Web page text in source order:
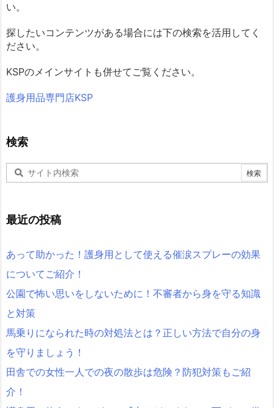
い。
探したいコンテンツがある場合には下の検索を活用してく
ださい。
KSPのメインサイトも併せてご覧ください。
護身用品専門店KSP
検索
最近の投稿
あって助かった！護身用として使える催涙スプレーの効果
についてご紹介！
公園で怖い思いをしないために！不審者から身を守る知識
と対策
馬乗りになられた時の対処法とは？正しい方法で自分の身
を守りましょう！
田舎での女性一人での夜の散歩は危険？防犯対策もご紹
介！